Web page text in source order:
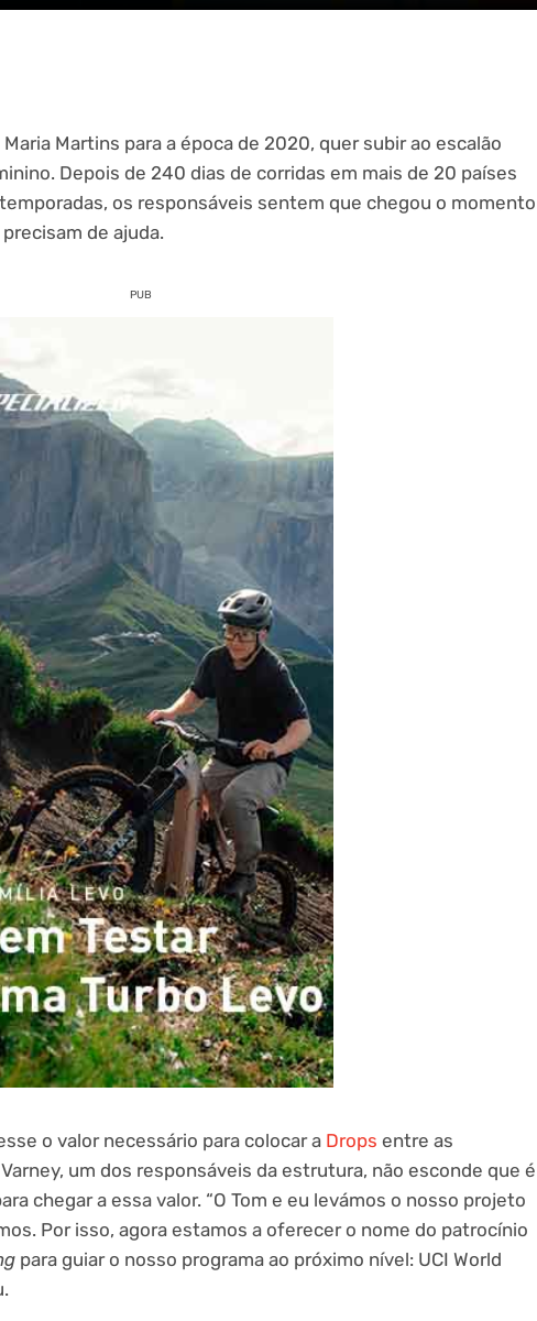
Martins para a época de 2020, quer subir ao escalão
Depois de 240 dias de corridas em mais de 20 países
os responsáveis sentem que chegou o momento
de ajuda.
PUB
o valor necessário para colocar a Drops entre as
um dos responsáveis da estrutura, não esconde que é
chegar a essa valor. “O Tom e eu levámos o nosso projeto
Por isso, agora estamos a oferecer o nome do patrocínio
para guiar o nosso programa ao próximo nível: UCI World